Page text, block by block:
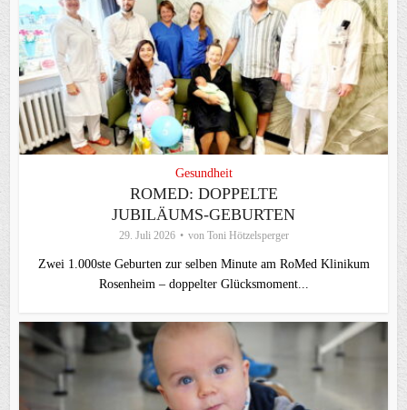
Gesundheit
ROMED: DOPPELTE
JUBILÄUMS-GEBURTEN
29. Juli 2026 von Toni Hötzelsperger
Zwei 1.000ste Geburten zur selben Minute am RoMed Klinikum
Rosenheim – doppelter Glücksmoment...